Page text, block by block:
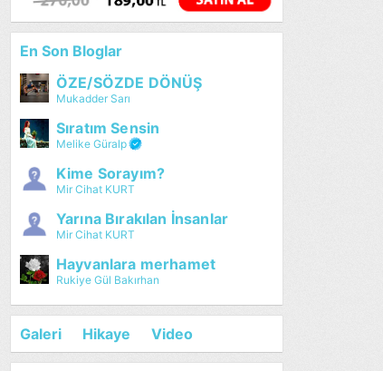
En Son Bloglar
ÖZE/SÖZDE DÖNÜŞ
Mukadder Sarı
Sıratım Sensin
Melike Güralp
Kime Sorayım?
Mir Cihat KURT
Yarına Bırakılan İnsanlar
Mir Cihat KURT
Hayvanlara merhamet
Rukiye Gül Bakırhan
Galeri Hikaye Video